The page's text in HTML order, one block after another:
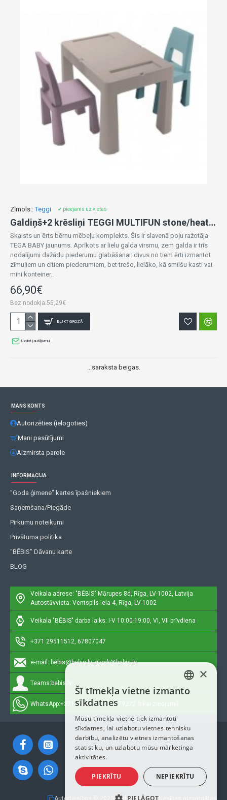
Zīmols:: Teggi ✔ pieejams uz vietas
Galdiņš+2 krēsliņi TEGGI MULTIFUN stone/heather/turquoise TI-011-179
Skaists un ērts bērnu mēbeļu komplekts. Šis ir slavenā poļu ražotāja
TEGA BABY jaunums. Aprīkots ar lielu galda virsmu, zem galda ir trīs
nodalījumi dažādu piederumu glabāšanai: divus no tiem ērti izmantot
zīmuļiem un citiem piederumiem, bet trešo, lielāko, kā smilšu kasti vai
mini konteiner..
66,90€
Bez nodokļa:55,29€
IELIKT GROZĀ
Uzdot jautājumu
...saraksta beigas.
MANS KONTS
Autorizēties (ielogoties)
Mani pasūtījumi
Aizmirsta parole
INFORMĀCIJA
"Goda ģimene" kartes īpašniekiem
Saņemšana/Piegāde
Pirkumu noteikumi
Privātuma politika
"BĒBIS" Dāvanu karte
BLOG
Veikala adrese: "BĒBIS" Mārupes 8d, Rīga, LV-1002, Latvija
Autostāvvieta: Ventspils iela 4, Rīga, LV-1002
Veikala "BĒBIS" darba laiks: I-V 10:00-19:00, VI, VII brīvdiena
+371 29511512, 67807047
e-mail: bebis@bebis.lv, glosk@bebis.lv
Teams: bebis.lv
WhatsApp:+371 29511512, 20579272 (tikai ziņojumi)
Autortiesības © 2023, Bebis.lv, Visas tiesības aizsargātas
LATVIAN
ENGLISH
×
Šī tīmekļa vietne izmanto
sīkdatnes
Mūsu tīmekļa vietnē tiek izmantoti
sīkdatnes, lai uzlabotu vietnes tehnisku
darbību, analizētu vietnes izmantošanas
statistiku, un uzlabotu mūsu mārketinga
aktivitātes.
PIEKRĪTU NEPIEKRĪTU
PIELĀGOT